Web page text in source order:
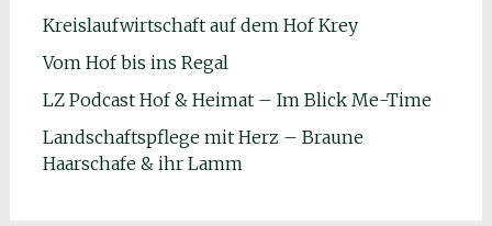
Kreislaufwirtschaft auf dem Hof Krey
Vom Hof bis ins Regal
LZ Podcast Hof & Heimat – Im Blick Me-Time
Landschaftspflege mit Herz – Braune
Haarschafe & ihr Lamm